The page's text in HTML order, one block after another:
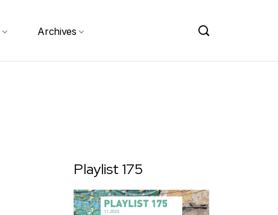
Archives
Playlist 175